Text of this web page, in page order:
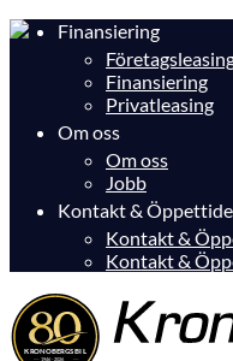
Finansiering
Finansiering
Privatleasing
Om oss
Om oss
Jobb
Kontakt &
Kontakt &
Kontakt &